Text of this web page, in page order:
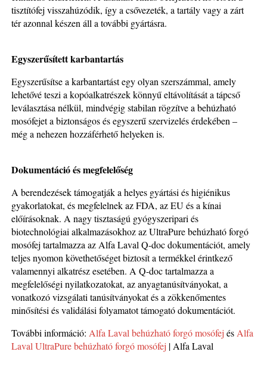
tisztítófej visszahúzódik, így a csővezeték, a tartály vagy a zárt
tér azonnal készen áll a további gyártásra.
Egyszerűsített karbantartás
Egyszerűsítse a karbantartást egy olyan szerszámmal, amely
lehetővé teszi a kopóalkatrészek könnyű eltávolítását a tápcső
leválasztása nélkül, mindvégig stabilan rögzítve a behúzható
mosófejet a biztonságos és egyszerű szervizelés érdekében –
még a nehezen hozzáférhető helyeken is.
Dokumentáció és megfelelőség
A berendezések támogatják a helyes gyártási és higiénikus
gyakorlatokat, és megfelelnek az FDA, az EU és a kínai
előírásoknak. A nagy tisztaságú gyógyszeripari és
biotechnológiai alkalmazásokhoz az UltraPure behúzható forgó
mosófej tartalmazza az Alfa Laval Q-doc dokumentációt, amely
teljes nyomon követhetőséget biztosít a termékkel érintkező
valamennyi alkatrész esetében. A Q-doc tartalmazza a
megfelelőségi nyilatkozatokat, az anyagtanúsítványokat, a
vonatkozó vizsgálati tanúsítványokat és a zökkenőmentes
minősítési és validálási folyamatot támogató dokumentációt.
További információ: Alfa Laval behúzható forgó mosófej és Alfa
Laval UltraPure behúzható forgó mosófej | Alfa Laval